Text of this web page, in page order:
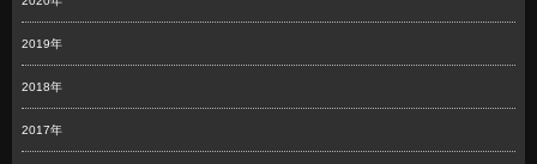
2019年
2018年
2017年